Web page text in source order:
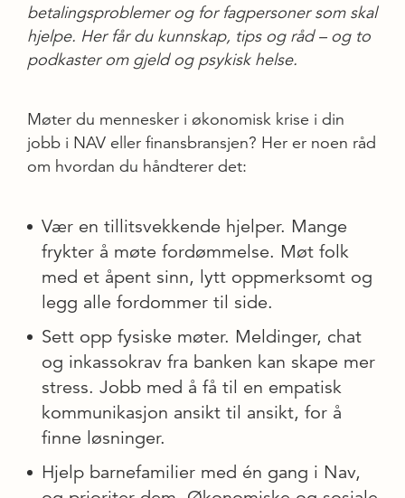
betalingsproblemer og for fagpersoner som skal
hjelpe. Her får du kunnskap, tips og råd – og to
podkaster om gjeld og psykisk helse.
Møter du mennesker i økonomisk krise i din
jobb i NAV eller finansbransjen? Her er noen råd
om hvordan du håndterer det:
Vær en tillitsvekkende hjelper. Mange
frykter å møte fordømmelse. Møt folk
med et åpent sinn, lytt oppmerksomt og
legg alle fordommer til side.
Sett opp fysiske møter. Meldinger, chat
og inkassokrav fra banken kan skape mer
stress. Jobb med å få til en empatisk
kommunikasjon ansikt til ansikt, for å
finne løsninger.
Hjelp barnefamilier med én gang i Nav,